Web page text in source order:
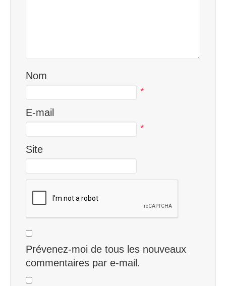
Nom
*
E-mail
*
Site
Prévenez-moi de tous les nouveaux
commentaires par e-mail.